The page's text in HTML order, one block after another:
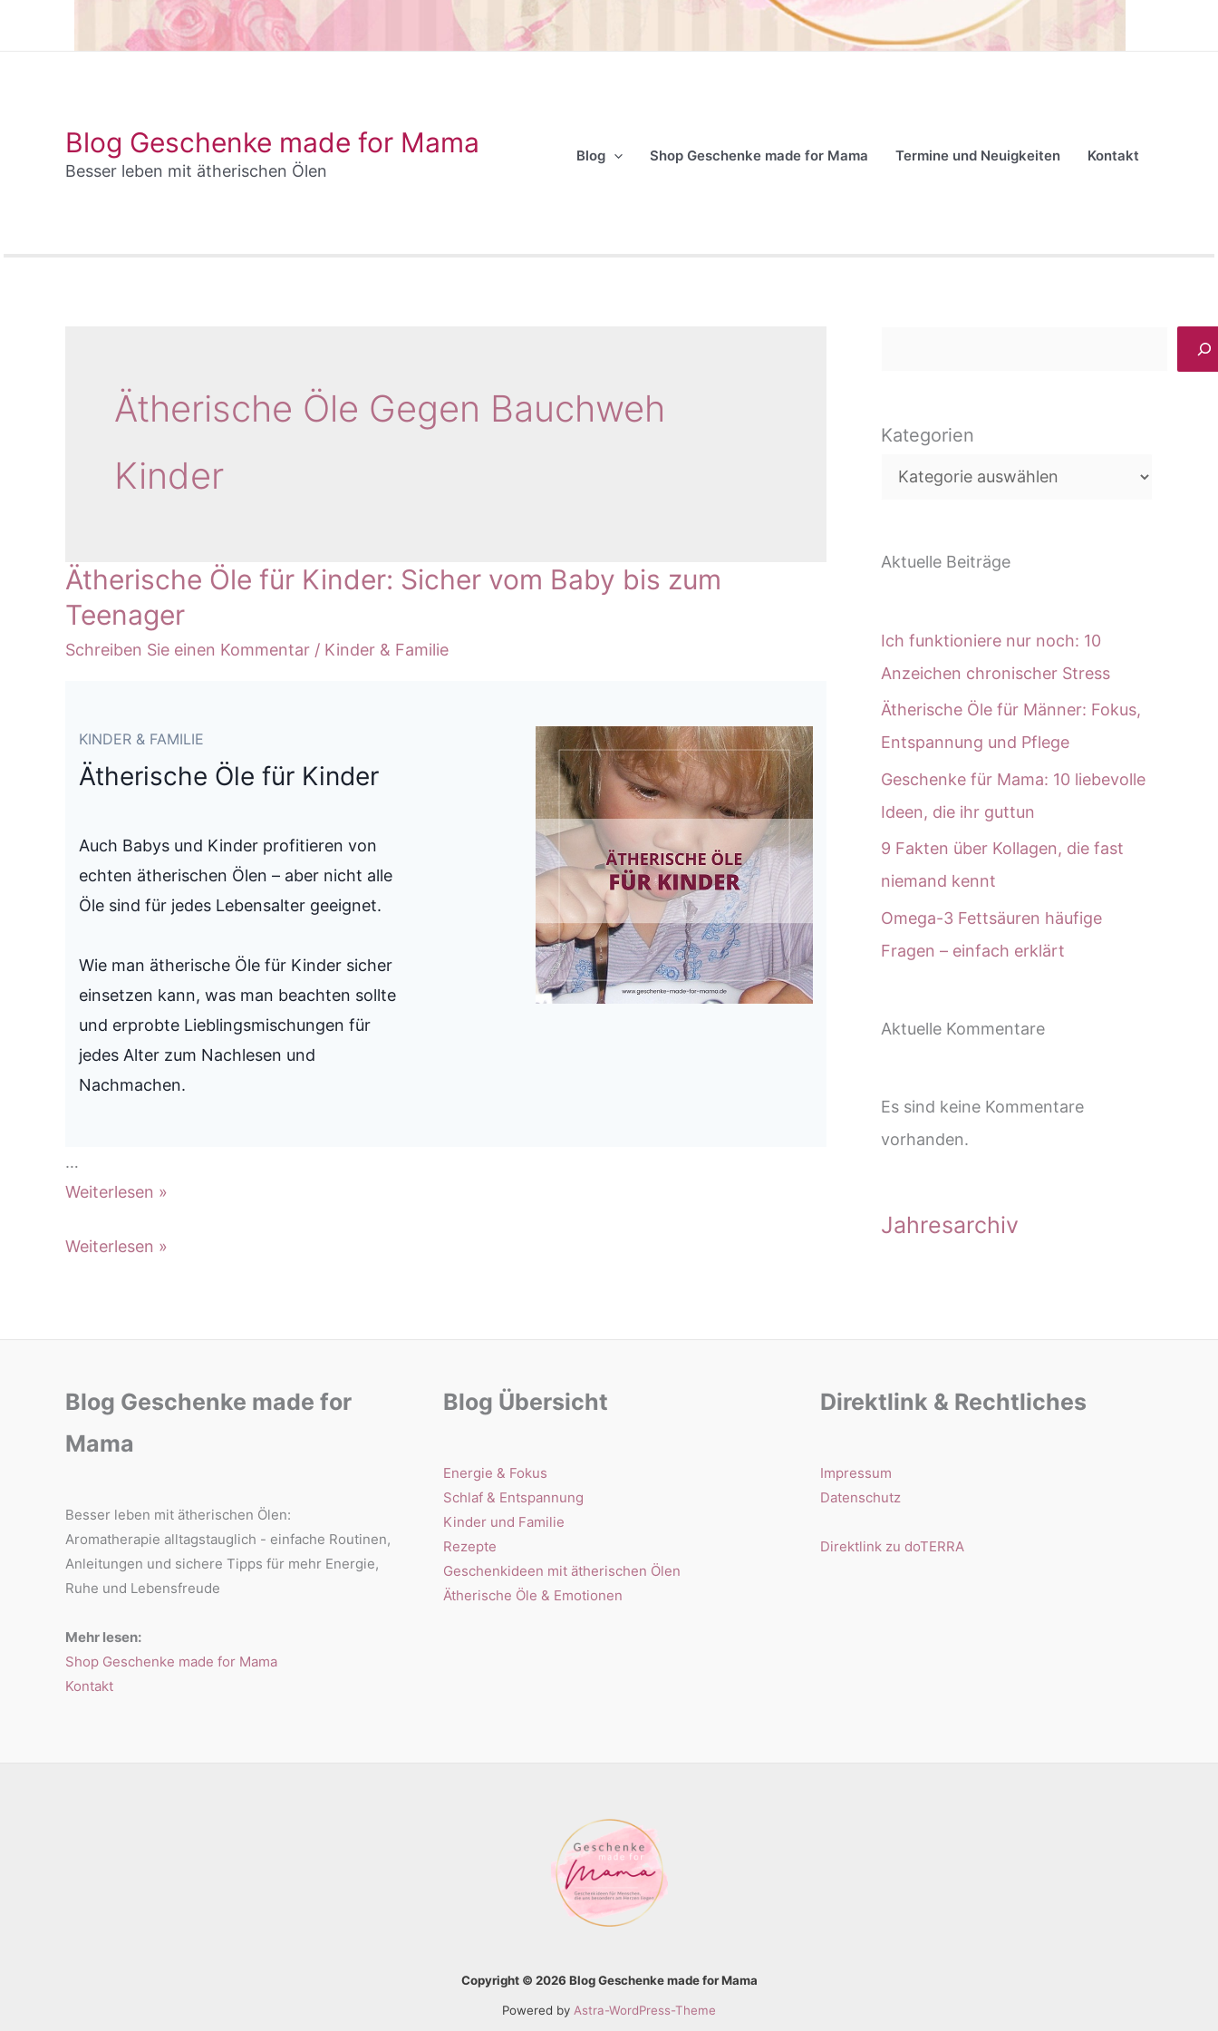
Blog Geschenke made for Mama
Besser leben mit ätherischen Ölen
Blog Shop Geschenke made for Mama Termine und Neuigkeiten Kontakt
Ätherische Öle Gegen Bauchweh
Kinder
Ätherische Öle für Kinder: Sicher vom Baby bis zum
Teenager
Schreiben Sie einen Kommentar / Kinder & Familie
KINDER & FAMILIE
Ätherische Öle für Kinder
Auch Babys und Kinder profitieren von
echten ätherischen Ölen – aber nicht alle
Öle sind für jedes Lebensalter geeignet.
Wie man ätherische Öle für Kinder sicher
einsetzen kann, was man beachten sollte
und erprobte Lieblingsmischungen für
jedes Alter zum Nachlesen und
Nachmachen.
…
Ätherische
für
vom
bis
Weiterlesen »
Ätherische
Kinder:
vom
bis
Teenager
Weiterlesen »
h
Kategorien
Aktuelle Beiträge
Ich funktioniere nur noch: 10
Anzeichen chronischer Stress
Ätherische Öle für Männer: Fokus,
Entspannung und Pflege
Geschenke für Mama: 10 liebevolle
Ideen, die ihr guttun
9 Fakten über Kollagen, die fast
niemand kennt
Omega-3 Fettsäuren häufige
Fragen – einfach erklärt
Aktuelle Kommentare
Es sind keine Kommentare
vorhanden.
Jahresarchiv
Blog Geschenke made for
Mama
Besser leben mit ätherischen Ölen:
Aromatherapie alltagstauglich - einfache Routinen,
Anleitungen und sichere Tipps für mehr Energie,
Ruhe und Lebensfreude
Mehr lesen:
Shop Geschenke made for Mama
Kontakt
Blog Übersicht
Energie & Fokus
Schlaf & Entspannung
Kinder und Familie
Rezepte
Geschenkideen mit ätherischen Ölen
Ätherische Öle & Emotionen
Direktlink & Rechtliches
Impressum
Datenschutz
Direktlink zu doTERRA
Copyright © 2026 Blog Geschenke made for Mama
Powered by Astra-WordPress-Theme